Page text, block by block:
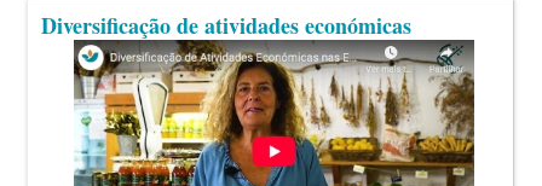
Diversificação de atividades económicas